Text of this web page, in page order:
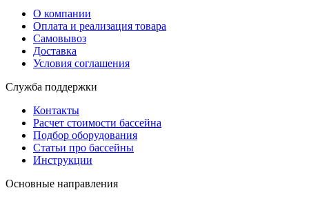
О компании
Оплата и реализация товара
Самовывоз
Доставка
Условия соглашения
Служба поддержки
Контакты
Расчет стоимости бассейна
Подбор оборудования
Статьи про бассейны
Инструкции
Основные направления